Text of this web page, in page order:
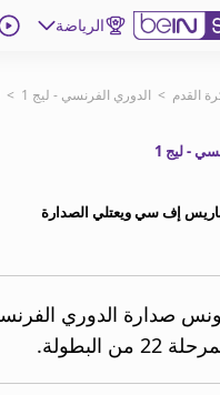
الرياضة
EN
MENA
القدم > الدوري الفرنسي - ليج 1 >
- ليج 1
إف سي ويعتلي الصدارة
البطولة.